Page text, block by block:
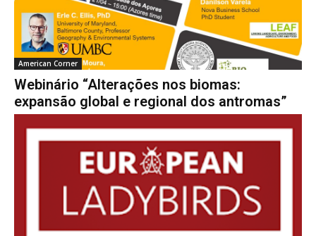
American Corner
Webinário “Alterações nos biomas:
expansão global e regional dos antromas”